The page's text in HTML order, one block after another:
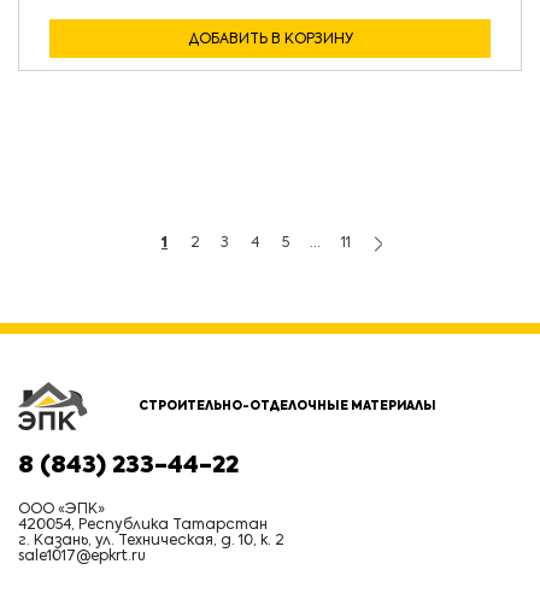
ДОБАВИТЬ В КОРЗИНУ
1 2 3 4 5 ... 11
СТРОИТЕЛЬНО-ОТДЕЛОЧНЫЕ МАТЕРИАЛЫ
8 (843) 233-44-22
ООО «ЭПК»
420054, Республика Татарстан
г. Казань, ул. Техническая, д. 10, к. 2
sale1017@epkrt.ru